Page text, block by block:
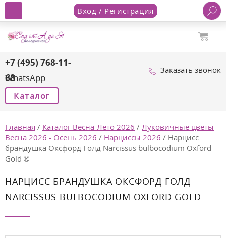
Вход / Регистрация
+7 (495) 768-11-
68
WhatsApp
Заказать звонок
Каталог
Главная / Каталог Весна-Лето 2026 / Луковичные цветы
Весна 2026 - Осень 2026 / Нарциссы 2026 / Нарцисс
брандушка Оксфорд Голд Narcissus bulbocodium Oxford
Gold ®
НАРЦИСС БРАНДУШКА ОКСФОРД ГОЛД
NARCISSUS BULBOCODIUM OXFORD GOLD